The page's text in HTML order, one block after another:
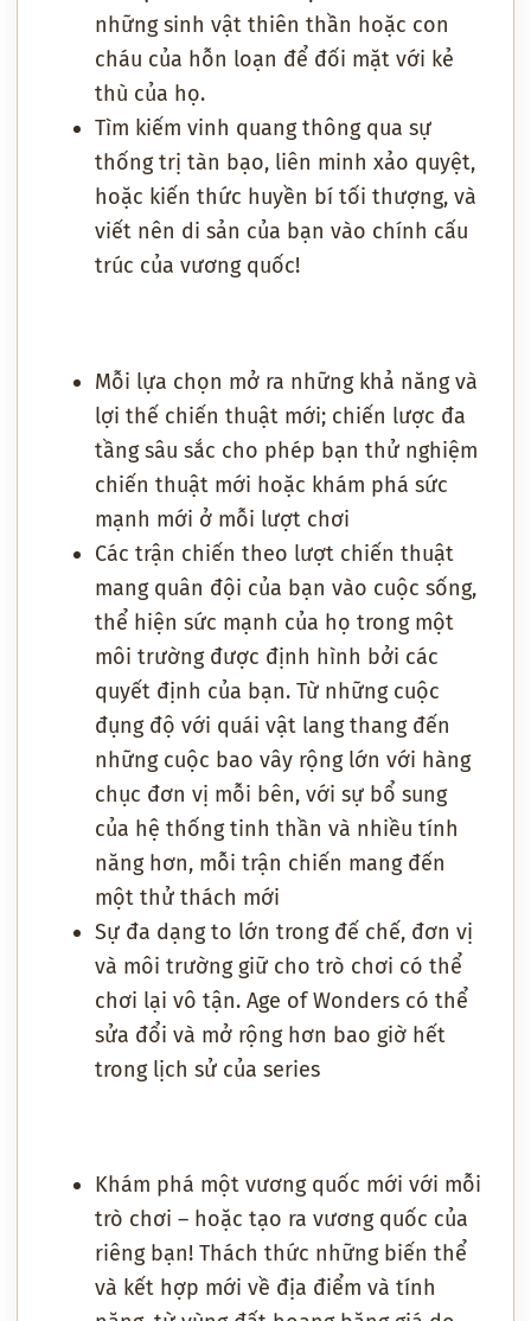
những sinh vật thiên thần hoặc con
cháu của hỗn loạn để đối mặt với kẻ
thù của họ.
Tìm kiếm vinh quang thông qua sự
thống trị tàn bạo, liên minh xảo quyệt,
hoặc kiến thức huyền bí tối thượng, và
viết nên di sản của bạn vào chính cấu
trúc của vương quốc!
Mỗi lựa chọn mở ra những khả năng và
lợi thế chiến thuật mới; chiến lược đa
tầng sâu sắc cho phép bạn thử nghiệm
chiến thuật mới hoặc khám phá sức
mạnh mới ở mỗi lượt chơi
Các trận chiến theo lượt chiến thuật
mang quân đội của bạn vào cuộc sống,
thể hiện sức mạnh của họ trong một
môi trường được định hình bởi các
quyết định của bạn. Từ những cuộc
đụng độ với quái vật lang thang đến
những cuộc bao vây rộng lớn với hàng
chục đơn vị mỗi bên, với sự bổ sung
của hệ thống tinh thần và nhiều tính
năng hơn, mỗi trận chiến mang đến
một thử thách mới
Sự đa dạng to lớn trong đế chế, đơn vị
và môi trường giữ cho trò chơi có thể
chơi lại vô tận. Age of Wonders có thể
sửa đổi và mở rộng hơn bao giờ hết
trong lịch sử của series
Khám phá một vương quốc mới với mỗi
trò chơi – hoặc tạo ra vương quốc của
riêng bạn! Thách thức những biến thể
và kết hợp mới về địa điểm và tính